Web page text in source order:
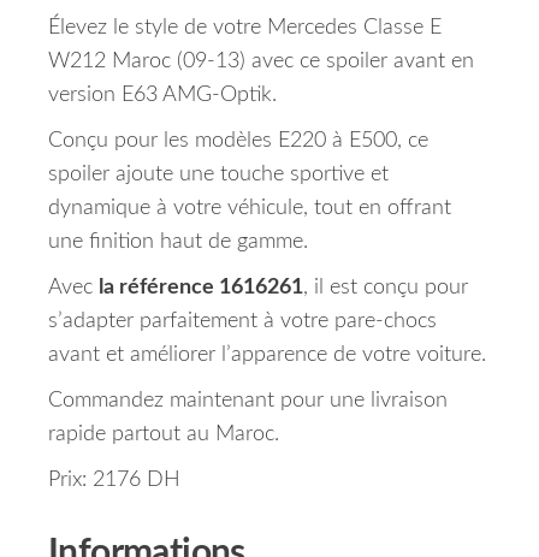
Élevez le style de votre Mercedes Classe E
W212 Maroc (09-13) avec ce spoiler avant en
version E63 AMG-Optik.
Conçu pour les modèles E220 à E500, ce
spoiler ajoute une touche sportive et
dynamique à votre véhicule, tout en offrant
une finition haut de gamme.
Avec la référence 1616261, il est conçu pour
s’adapter parfaitement à votre pare-chocs
avant et améliorer l’apparence de votre voiture.
Commandez maintenant pour une livraison
rapide partout au Maroc.
Prix: 2176 DH